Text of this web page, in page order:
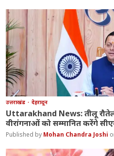
उत्तराखंड देहरादून
Uttarakhand News: तीलू
वीरांगनाओं को सम्मानित करेंगे
Mohan Chandra Joshi